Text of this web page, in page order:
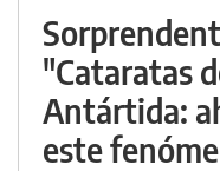
"Cataratas
Antártida:
este